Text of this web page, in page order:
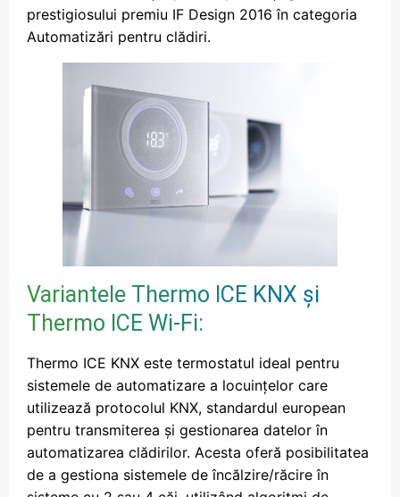
prestigiosului premiu IF Design 2016 în categoria
Automatizări pentru clădiri.
Variantele Thermo ICE KNX și
Thermo ICE Wi-Fi:
Thermo ICE KNX este termostatul ideal pentru
sistemele de automatizare a locuințelor care
utilizează protocolul KNX, standardul european
pentru transmiterea și gestionarea datelor în
automatizarea clădirilor. Acesta oferă posibilitatea
de a gestiona sistemele de încălzire/răcire în